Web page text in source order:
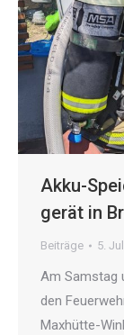
Akku-
gerät in
Beiträge 5.
Am Samstag
den
Maxhütte-